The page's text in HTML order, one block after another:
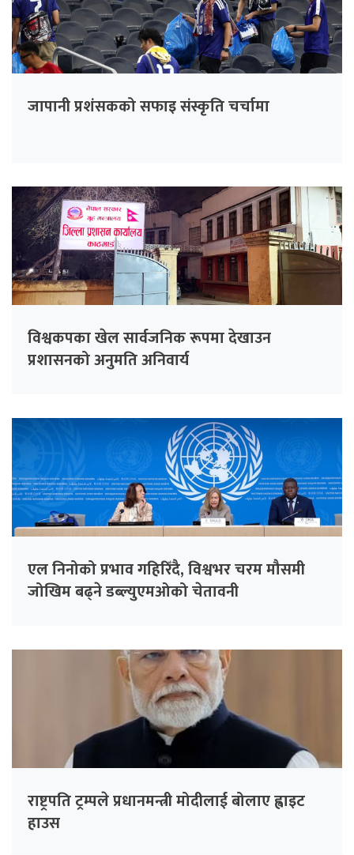
जापानी प्रशंसकको सफाइ संस्कृति चर्चामा
विश्वकपका खेल सार्वजनिक रूपमा देखाउन
प्रशासनको अनुमति अनिवार्य
एल निनोको प्रभाव गहिरिँदै, विश्वभर चरम मौसमी
जोखिम बढ्ने डब्ल्युएमओको चेतावनी
राष्ट्रपति ट्रम्पले प्रधानमन्त्री मोदीलाई बोलाए ह्वाइट
हाउस